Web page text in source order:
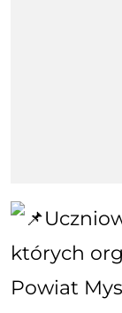
których
Powiat